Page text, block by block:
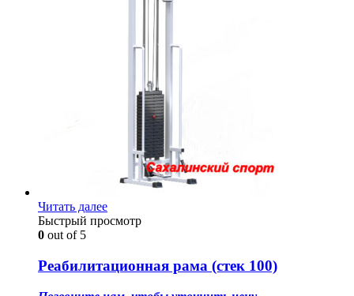
Читать далее
Быстрый просмотр
0 out of 5
Реабилитационная рама (стек 100)